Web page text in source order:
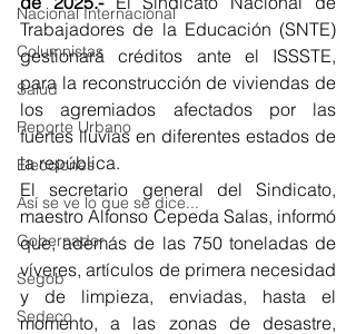
Nacional Internacional
Columnistas
Salud
Reporte Urbano
Elecciones
Así se ve lo que se dice...
Gobernador
Segob
Sedeco
Trabajadores de la Educación (SNTE)
gestionará créditos ante el ISSSTE,
para la reconstrucción de viviendas de
los agremiados afectados por las
fuertes lluvias en diferentes estados de
la república.
El secretario general del Sindicato,
maestro Alfonso Cepeda Salas, informó
que, además de las 750 toneladas de
víveres, artículos de primera necesidad
y de limpieza, enviadas, hasta el
momento, a las zonas de desastre,